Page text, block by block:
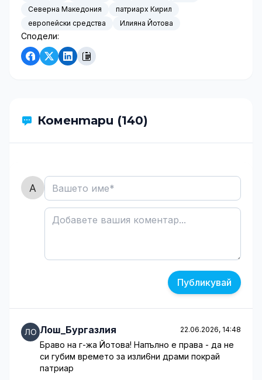
Северна Македония
патриарх Кирил
европейски средства
Илияна Йотова
Сподели:
Коментари (140)
Публикувай
Лош_Бургазлия 22.06.2026, 14:48
Браво на г-жа Йотова! Напълно е права - да не
си губим времето за изли6ни драми покрай
патриар